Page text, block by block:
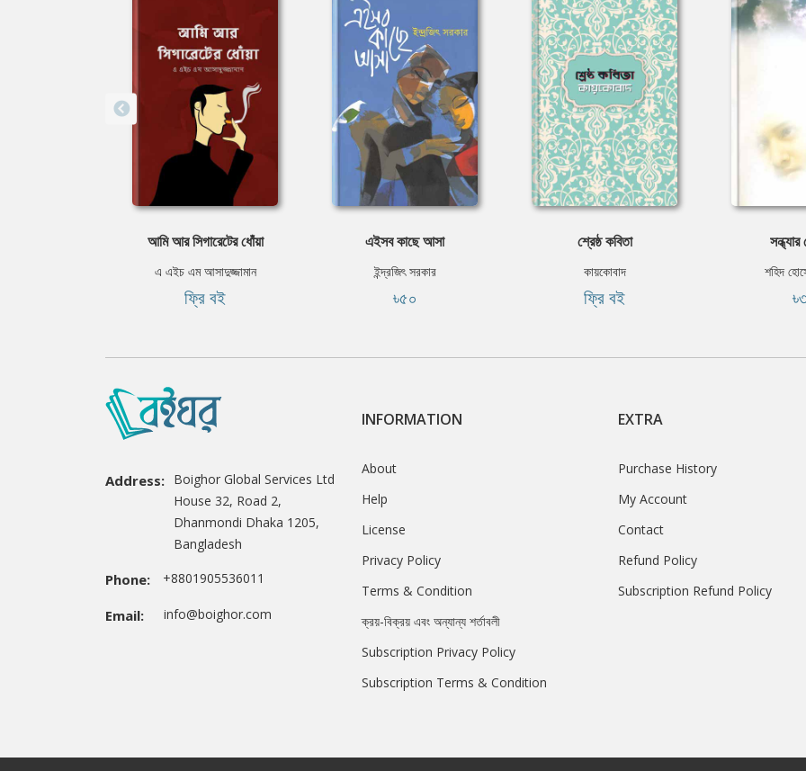
আমি আর সিগারেটের ধোঁয়া
এ এইচ এম আসাদুজ্জামান
ফ্রি বই
এইসব কাছে আসা
ইন্দ্রজিৎ সরকার
৳৫০
শ্রেষ্ঠ কবিতা
কায়কোবাদ
ফ্রি বই
সন্ধ্যার
শহিদ
Address: Boighor Global Services Ltd
House 32, Road 2,
Dhanmondi Dhaka 1205,
Bangladesh
Phone: +8801905536011
Email: info@boighor.com
INFORMATION
About
Help
License
Privacy Policy
Terms & Condition
ক্রয়-বিক্রয় এবং অন্যান্য শর্তাবলী
Subscription Privacy Policy
Subscription Terms & Condition
EXTRA
Purchase History
My Account
Contact
Refund Policy
Subscription Refund Policy